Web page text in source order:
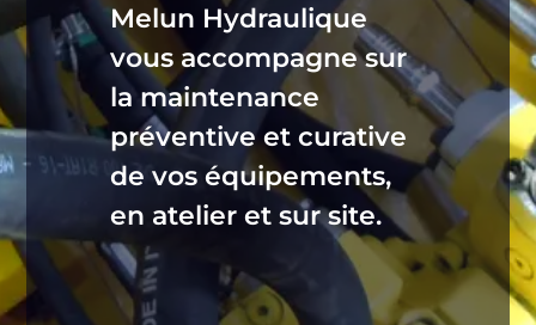
Melun Hydraulique
vous accompagne sur
la maintenance
préventive et curative
de vos équipements,
en atelier et sur site.